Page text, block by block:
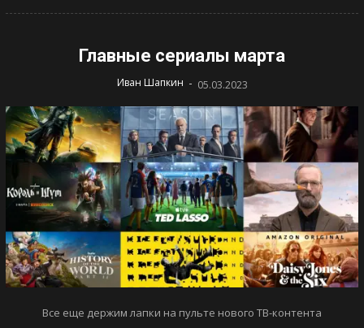
Главные сериалы марта
Иван Шапкин - 05.03.2023
Все еще держим лапки на пульте нового ТВ-контента